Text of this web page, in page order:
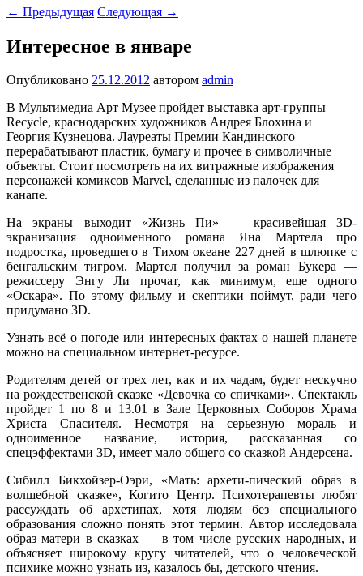
← Предыдущая Следующая →
Интересное в январе
Опубликовано 25.12.2012 автором admin
В Мультимедиа Арт Музее пройдет выставка арт-группы
Recycle, краснодарских художников Андрея Блохина и
Георгия Кузнецова. Лауреаты Премии Кандинского
перерабатывают пластик, бумагу и прочее в символичные
объекты. Стоит посмотреть на их витражные изображения
персонажей комиксов Marvel, сделанные из палочек для
канапе.
На экраны выходит «Жизнь Пи» — красивейшая 3D-
экранизация одноименного романа Яна Мартела про
подростка, проведшего в Тихом океане 227 дней в шлюпке с
бенгальским тигром. Мартел получил за роман Букера —
режиссеру Энгу Ли прочат, как минимум, еще одного
«Оскара». По этому фильму и скептики поймут, ради чего
придумано 3D.
Узнать всё о погоде или интересных фактах о нашей планете
можно на специальном интернет-ресурсе.
Родителям детей от трех лет, как и их чадам, будет нескучно
на рождественской сказке «Девочка со спичками». Спектакль
пройдет 1 по 8 и 13.01 в Зале Церковных Соборов Храма
Христа Спасителя. Несмотря на серьезную мораль и
одноименное название, история, рассказанная со
спецэффектами 3D, имеет мало общего со сказкой Андерсена.
Сибилл Бикхойзер-Оэри, «Мать: архети-пический образ в
волшебной сказке», Когито Центр. Психотерапевты любят
рассуждать об архетипах, хотя людям без специального
образования сложно понять этот термин. Автор исследовала
образ матери в сказках — в том числе русских народных, и
объясняет широкому кругу читателей, что о человеческой
психике можно узнать из, казалось бы, детского чтения.